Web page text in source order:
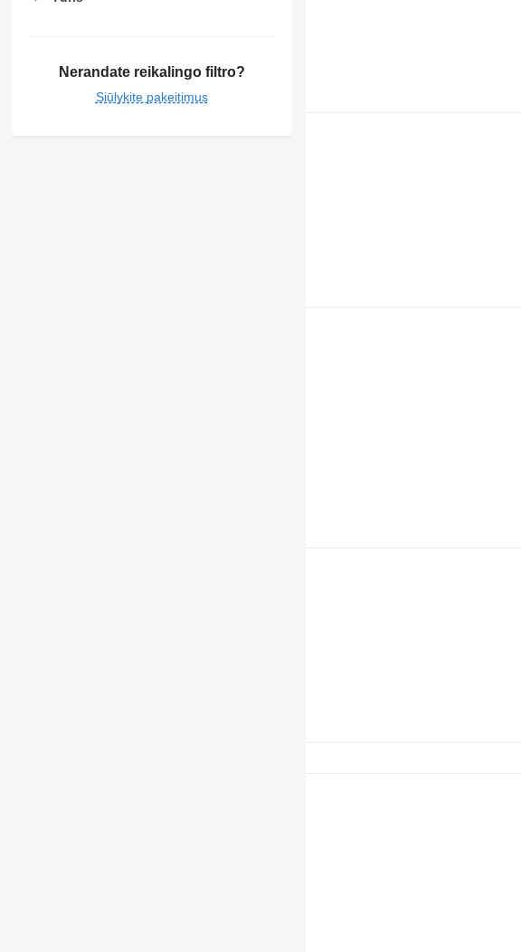
Nerandate reikalingo filtro?
Siūlykite pakeitimus